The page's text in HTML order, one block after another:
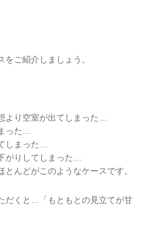
ご紹介しましょう。
より空室が出てしまった…
った…
しまった…
がりしてしまった…
んどがこのようなケースです。
だくと…「もともとの見立てが甘